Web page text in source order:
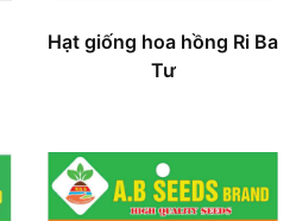
Hạt giống hoa hồng Ri Ba
Tư